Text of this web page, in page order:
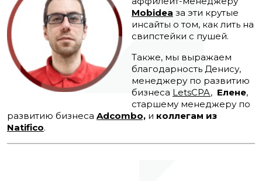
Mobidea за эти крутые
инсайты о том, как лить на
свипстейки с пушей.
Также, мы выражаем
благодарность Денису,
менеджеру по развитию
бизнеса LetsCPA, Елене,
старшему менеджеру по
развитию бизнеса Adcombo, и коллегам из
Natifico.